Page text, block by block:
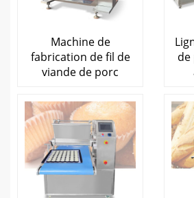
Machine de
fabrication de fil de
viande de porc